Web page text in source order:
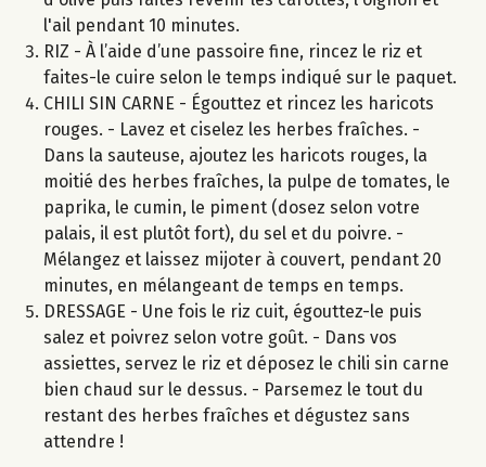
l'ail pendant 10 minutes.
RIZ - À l’aide d’une passoire fine, rincez le riz et
faites-le cuire selon le temps indiqué sur le paquet.
CHILI SIN CARNE - Égouttez et rincez les haricots
rouges. - Lavez et ciselez les herbes fraîches. -
Dans la sauteuse, ajoutez les haricots rouges, la
moitié des herbes fraîches, la pulpe de tomates, le
paprika, le cumin, le piment (dosez selon votre
palais, il est plutôt fort), du sel et du poivre. -
Mélangez et laissez mijoter à couvert, pendant 20
minutes, en mélangeant de temps en temps.
DRESSAGE - Une fois le riz cuit, égouttez-le puis
salez et poivrez selon votre goût. - Dans vos
assiettes, servez le riz et déposez le chili sin carne
bien chaud sur le dessus. - Parsemez le tout du
restant des herbes fraîches et dégustez sans
attendre !